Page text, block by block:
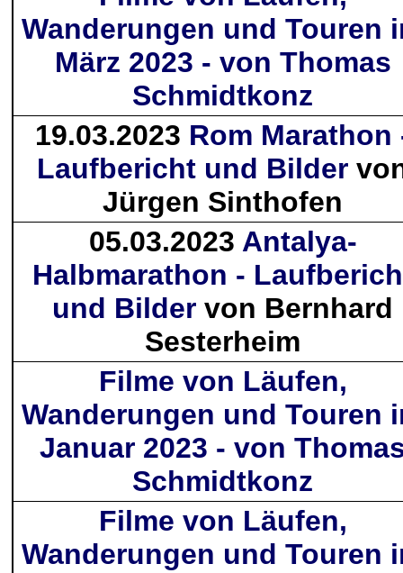
Wanderungen und Touren
März 2023 - von Thomas
Schmidtkonz
19.03.2023 Rom Marathon
Laufbericht und Bilder
Jürgen Sinthofen
05.03.2023 Antalya-
Halbmarathon -
und Bilder von Bernhard
Sesterheim
Filme von Läufen,
Wanderungen und Touren
Januar 2023 - von
Schmidtkonz
Filme von Läufen,
Wanderungen und Touren